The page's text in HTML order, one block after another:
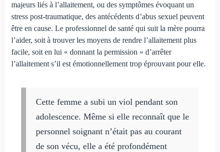
majeurs liés à l’allaitement, ou des symptômes évoquant un
stress post-traumatique, des antécédents d’abus sexuel peuvent
être en cause. Le professionnel de santé qui suit la mère pourra
l’aider, soit à trouver les moyens de rendre l’allaitement plus
facile, soit en lui « donnant la permission » d’arrêter
l’allaitement s’il est émotionnellement trop éprouvant pour elle.
Cette femme a subi un viol pendant son
adolescence. Même si elle reconnaît que le
personnel soignant n’était pas au courant
de son vécu, elle a été profondément